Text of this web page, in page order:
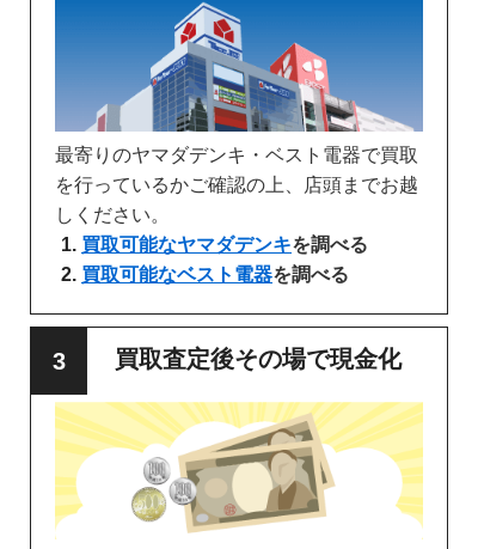
最寄りのヤマダデンキ・ベスト電器で買取
を行っているかご確認の上、店頭までお越
しください。
買取可能なヤマダデンキを調べる
買取可能なベスト電器を調べる
買取査定後その場で現金化